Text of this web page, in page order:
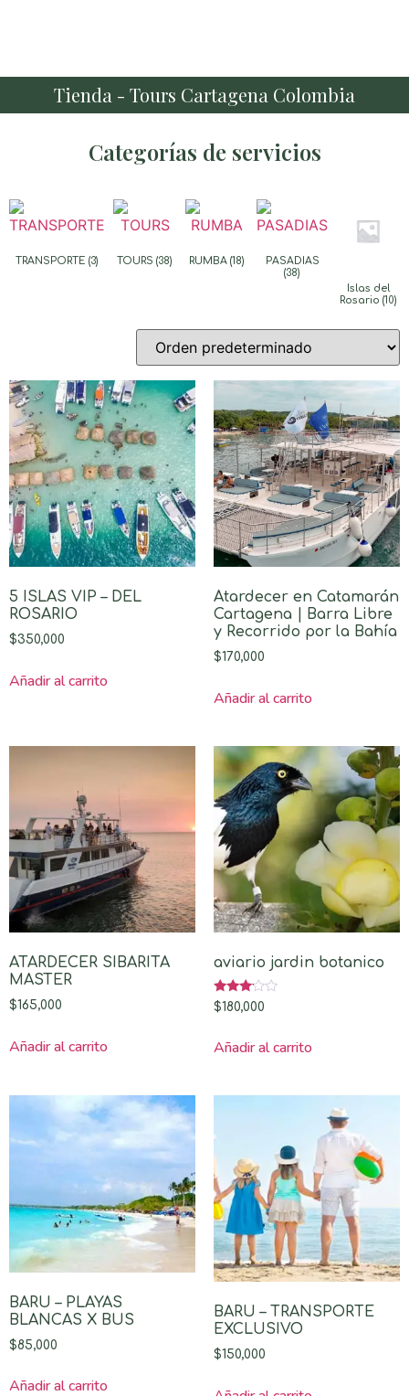
Tienda - Tours Cartagena Colombia
Categorías de servicios
TRANSPORTE (3) TOURS(38) RUMBA (18)
PASADIAS
(38)
Islas del
Rosario (10)
5 ISLAS VIP – DEL
ROSARIO
$350,000
Añadir al carrito
Atardecer en Catamarán
Cartagena | Barra Libre
y Recorrido por la Bahía
$170,000
Añadir al carrito
ATARDECER SIBARITA
MASTER
$165,000
Añadir al carrito
aviario jardin botanico
Valorado
con
$180,000
Añadir al carrito
BARU – PLAYAS
BLANCAS X BUS
$85,000
Añadir al carrito
BARU – TRANSPORTE
EXCLUSIVO
$150,000